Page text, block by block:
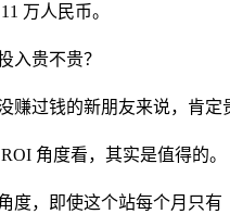
万人民币。
入贵不贵？
赚过钱的新朋友来说，肯定
角度看，其实是值得的。
度，即使这个站每个月只有